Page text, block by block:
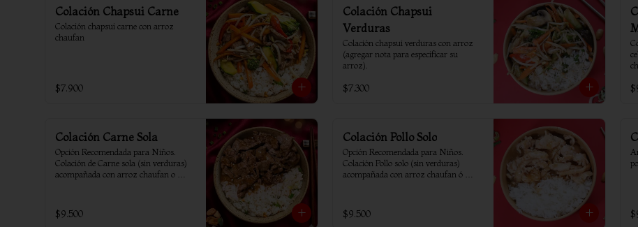
Colación Chapsui Carne
Colación chapsui carne con arroz
chaufan
$7.900
Colación Chapsui
Verduras
Colación chapsui verduras con arroz
(agregar nota para especificar su
arroz).
$7.300
Colación Carne Sola
Opción Recomendada para Niños.
Colación de Carne sola (sin verduras)
acompañada con arroz chaufan o
$9.500
Colación Pollo Solo
Opción Recomendada para Niños.
Colación Pollo solo (sin verduras)
acompañada con arroz chaufan ó
$9.500